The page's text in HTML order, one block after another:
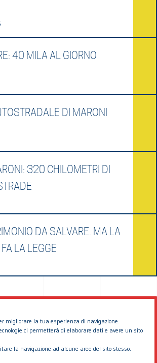
migliorare la tua esperienza di navigazione.
ci permetterà di elaborare dati e avere un sito
la navigazione ad alcune aree del sito stesso.
40 MILA AL GIORNO
DI MARONI
320 CHILOMETRI DI
DA SALVARE. MA LA
LA LEGGE